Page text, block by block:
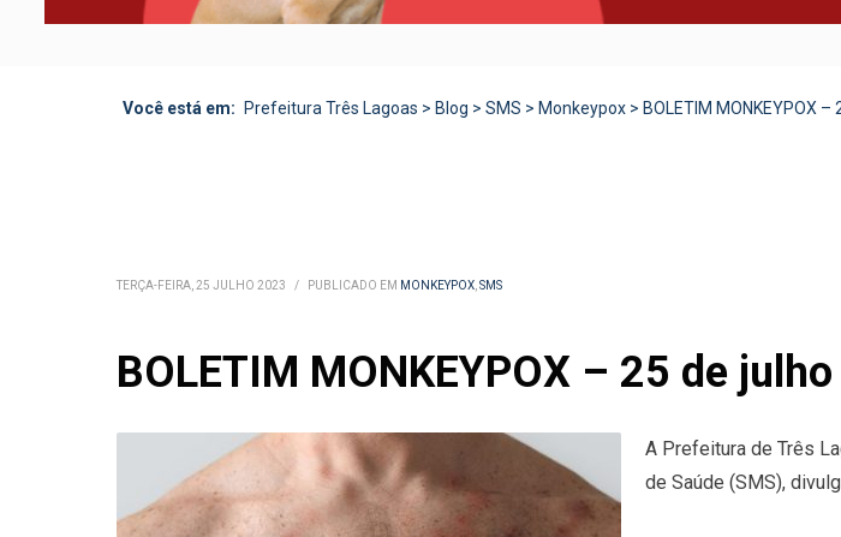
Você está em: Prefeitura Três Lagoas > Blog > SMS > Monkeypox > BOLETIM MONKEYPOX
TERÇA-FEIRA, 25 JULHO 2023 / PUBLICADO EM MONKEYPOX,SMS
BOLETIM MONKEYPOX – 25 de
A Prefeitura de Três
de Saúde (SMS),